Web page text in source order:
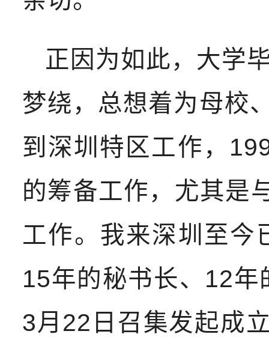
正因为如此，大学
梦绕，总想着为母校
到深圳特区工作，
的筹备工作，尤其是
工作。我来深圳至今
15年的秘书长、12
3月22日召集发起成